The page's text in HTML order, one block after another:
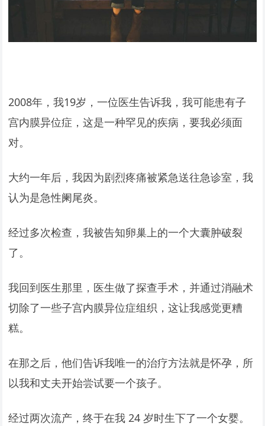
2008年，我19岁，一位医生告诉我，我可能患有子
宫内膜异位症，这是一种罕见的疾病，要我必须面
对。
大约一年后，我因为剧烈疼痛被紧急送往急诊室，我
认为是急性阑尾炎。
经过多次检查，我被告知卵巢上的一个大囊肿破裂
了。
我回到医生那里，医生做了探查手术，并通过消融术
切除了一些子宫内膜异位症组织，这让我感觉更糟
糕。
在那之后，他们告诉我唯一的治疗方法就是怀孕，所
以我和丈夫开始尝试要一个孩子。
经过两次流产，终于在我 24 岁时生下了一个女婴。